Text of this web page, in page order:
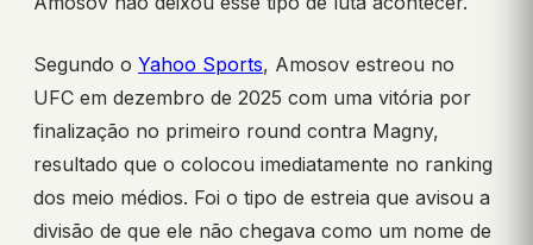
Segundo o Yahoo Sports, Amosov estreou no
UFC em dezembro de 2025 com uma vitória por
finalização no primeiro round contra Magny,
resultado que o colocou imediatamente no ranking
dos meio médios. Foi o tipo de estreia que avisou a
divisão de que ele não chegava como um nome de